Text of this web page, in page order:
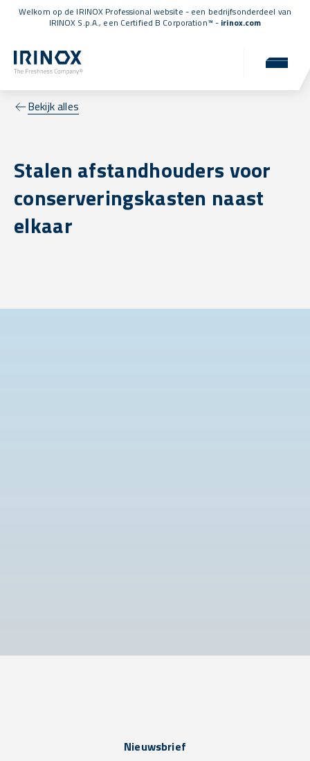
Welkom op de IRINOX Professional website - een bedrijfsonderdeel van
IRINOX S.p.A., een Certified B Corporation™ - irinox.com
Bekijk alles
Stalen afstandhouders voor
conserveringskasten naast
elkaar
Nieuwsbrief